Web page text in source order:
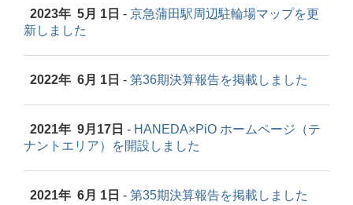
2023年 5月 1日 - 京急蒲田駅周辺駐輪場マップを更
新しました
2022年 6月 1日 - 第36期決算報告を掲載しました
2021年 9月17日 - HANEDA×PiO ホームページ （テ
ナントエリア）を開設しました
2021年 6月 1日 - 第35期決算報告を掲載しました